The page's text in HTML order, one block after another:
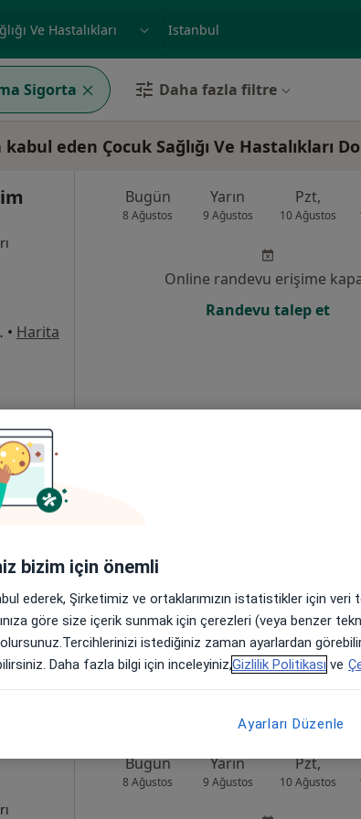
Sigorta Daha fazla filtre
eden Çocuk Sağlığı Ve Hastalıkları
Esenler • Harita
Bugün
8 Ağustos
Yarın
9 Ağustos
Pzt,
10 Ağustos
Online randevu erişime
Randevu talep et
Esenler• Harita
Randevu talep et
Bugün
8 Ağustos
Yarın
9 Ağustos
Pzt,
10 Ağustos
bizim için önemli
ederek, Şirketimiz ve ortaklarımızın istatistikler için
göre size içerik sunmak için çerezleri (veya benzer
istediğiniz zaman ayarlardan
Daha fazla bilgi için inceleyiniz,Gizlilik Politikası ve
Ayarları Düzenle